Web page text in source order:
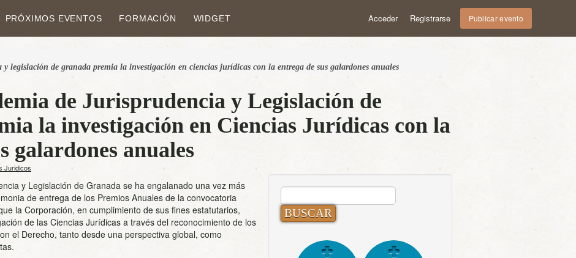
PRÓXIMOS EVENTOS FORMACIÓN WIDGET Acceder Registrarse Publicar evento
legislación de granada premia la investigación en ciencias jurídicas con la entrega de sus galardones anuales
de Jurisprudencia y Legislación de
la investigación en Ciencias Jurídicas con la
galardones anuales
Juridicos
y Legislación de Granada se ha engalanado una vez más
de entrega de los Premios Anuales de la convocatoria
la Corporación, en cumplimiento de sus fines estatutarios,
de las Ciencias Jurídicas a través del reconocimiento de los
el Derecho, tanto desde una perspectiva global, como
BUSCAR: